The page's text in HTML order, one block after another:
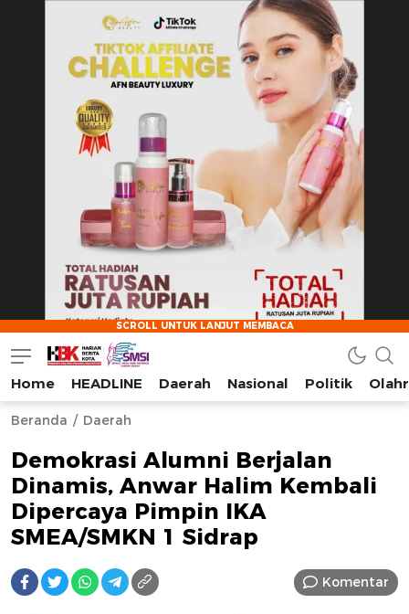
AFN BEAUTY LUXURY
HarianBeritaKota
Mengabarkan Setiap Detil, Sudut, dan Cerita Kota
Home HEADLINE Daerah Nasional Politik
Beranda Daerah
Demokrasi Alumni Berjalan
Dinamis, Anwar Halim Kembali
Dipercaya Pimpin IKA
SMEA/SMKN 1 Sidrap
Komentar